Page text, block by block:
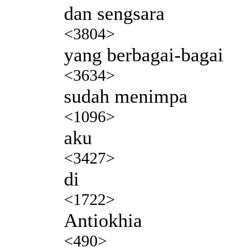
dan sengsara
<3804>
yang berbagai-bagai
<3634>
sudah menimpa
<1096>
aku
<3427>
di
<1722>
Antiokhia
<490>